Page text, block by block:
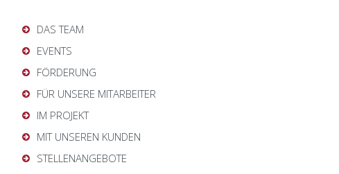
DAS TEAM
EVENTS
FÖRDERUNG
FÜR UNSERE MITARBEITER
IM PROJEKT
MIT UNSEREN KUNDEN
STELLENANGEBOTE